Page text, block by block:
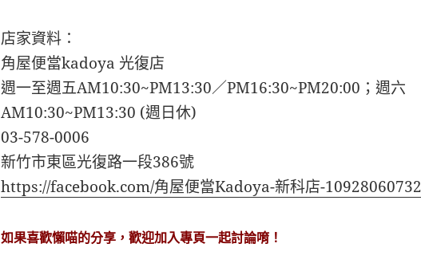
店家資料：
角屋便當kadoya 光復店
週一至週五AM10:30~PM13:30／PM16:30~PM20:00；週六
AM10:30~PM13:30 (週日休)
03-578-0006
新竹市東區光復路一段386號
https://facebook.com/角屋便當Kadoya-新科店-
如果喜歡懶喵的分享，歡迎加入專頁一起討論唷！